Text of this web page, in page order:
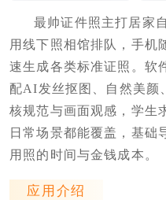
最帅证件照主打居家
用线下照相馆排队，手机
速生成各类标准证照。软
配AI发丝抠图、自然美颜
核规范与画面观感，学生
日常场景都能覆盖，基础
用照的时间与金钱成本。
应用介绍